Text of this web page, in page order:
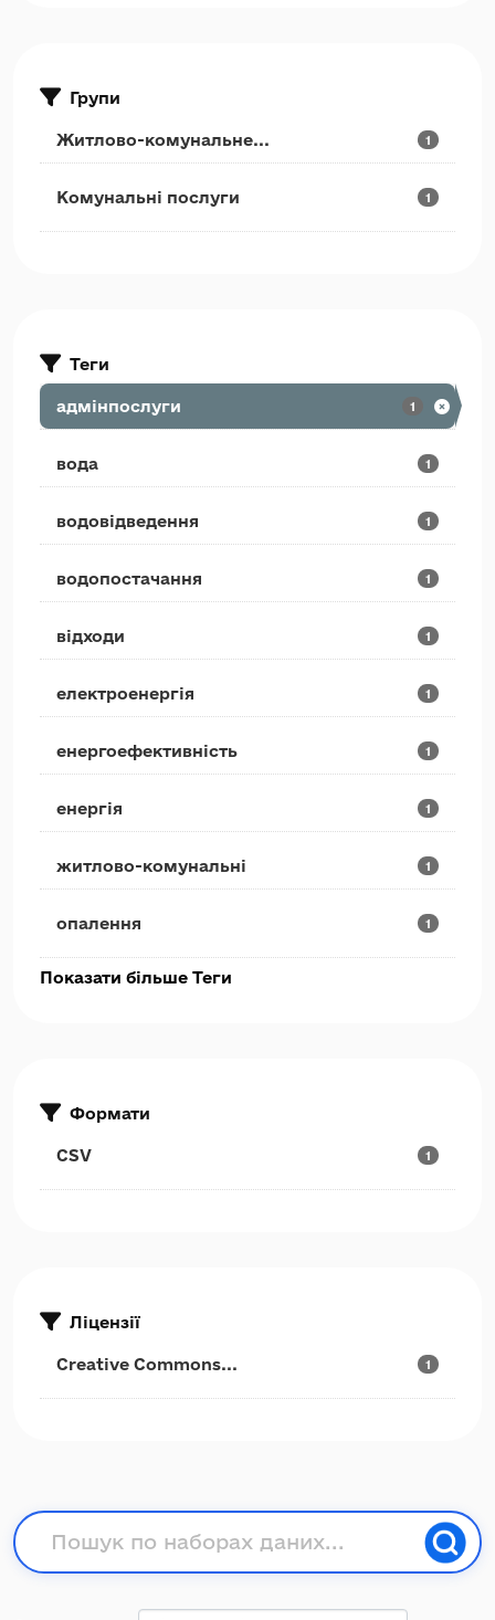
Групи
Житлово-комунальне... 1
Комунальні послуги 1
Теги
адмінпослуги 1
вода 1
водовідведення 1
водопостачання 1
відходи 1
електроенергія 1
енергоефективність 1
енергія 1
житлово-комунальні 1
опалення 1
Показати більше Теги
Формати
CSV 1
Ліцензії
Creative Commons... 1